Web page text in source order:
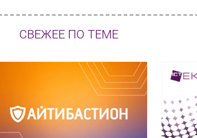
СВЕЖЕЕ ПО ТЕМЕ